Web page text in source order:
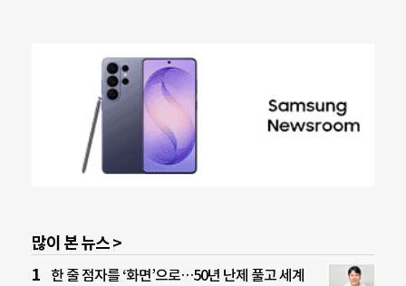
많이 본 뉴스 >
한 줄 점자를 ‘화면’으로…50년 난제 풀고 세계